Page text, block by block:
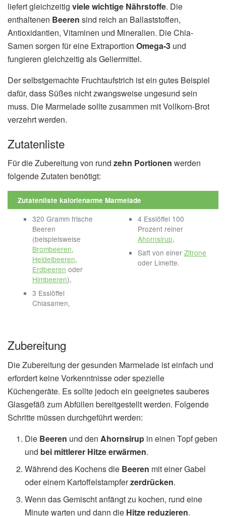
liefert gleichzeitig viele wichtige Nährstoffe. Die
enthaltenen Beeren sind reich an Ballaststoffen,
Antioxidantien, Vitaminen und Mineralien. Die Chia-
Samen sorgen für eine Extraportion Omega-3 und
fungieren gleichzeitig als Geliermittel.
Der selbstgemachte Fruchtaufstrich ist ein gutes Beispiel
dafür, dass Süßes nicht zwangsweise ungesund sein
muss. Die Marmelade sollte zusammen mit Vollkorn-Brot
verzehrt werden.
Zutatenliste
Für die Zubereitung von rund zehn Portionen werden
folgende Zutaten benötigt:
Zutatenliste kalorienarme Marmelade
320 Gramm frische
Beeren
(beispielsweise
Brombeeren,
Heidelbeeren,
Erdbeeren oder
Himbeeren),
3 Esslöffel
Chiasamen,
4 Esslöffel 100
Prozent reiner
Ahornsirup,
Saft von einerZitrone
oder Limette.
Zubereitung
Die Zubereitung der gesunden Marmelade ist einfach und
erfordert keine Vorkenntnisse oder spezielle
Küchengeräte. Es sollte jedoch ein geeignetes sauberes
Glasgefäß zum Abfüllen bereitgestellt werden. Folgende
Schritte müssen durchgeführt werden:
Die Beeren und den Ahornsirup in einen Topf geben
und bei mittlerer Hitze erwärmen.
Während des Kochens die Beeren mit einer Gabel
oder einem Kartoffelstampferzerdrücken.
Wenn das Gemischt anfängt zu kochen, rund eine
Minute warten und dann die Hitze reduzieren.